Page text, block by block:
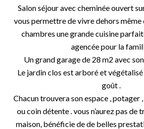
Salon séjour avec cheminée ouvert
vous permettre de vivre dehors même
chambres une grande cuisine
agencée pour la
Un grand garage de 28 m2 avec
Le jardin clos est arboré et
goût .
Chacun trouvera son espace , potager
ou coin détente . vous n’aurez pas de
maison, bénéficie de de belles